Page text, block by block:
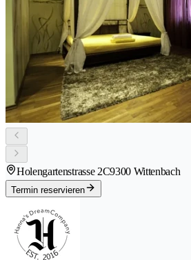
Holengartenstrasse 2C9300 Wittenbach
Termin reservieren